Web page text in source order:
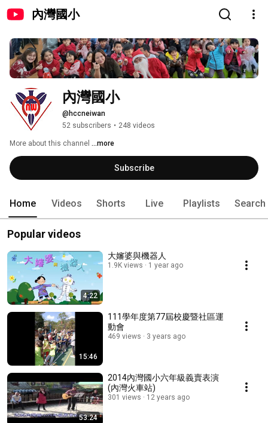
內灣國小
內灣國小
@hccneiwan
52 subscribers • 248 videos
More about this channel ...more
Subscribe
Home Videos Shorts Live Playlists Search
Popular videos
4:22
大嬸婆與機器人
1.9K views 1 year ago
15:46
111學年度第77屆校慶暨社區運
動會
469 views 3 years ago
53:24
2014內灣國小六年級義賣表演
(內灣火車站)
301 views 12 years ago